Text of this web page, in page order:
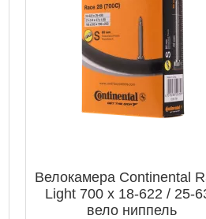
Велокамера Continental
Light 700 x 18-622 / 25-
вело ниппель